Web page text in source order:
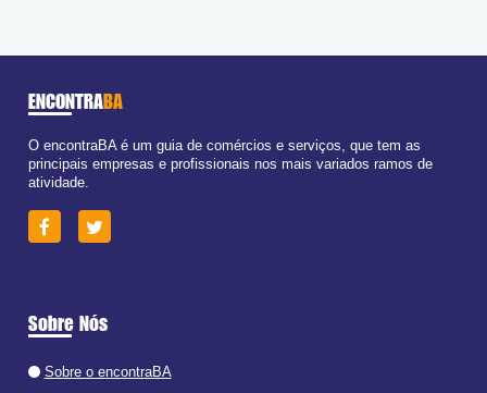
ENCONTRABA
O encontraBA é um guia de comércios e serviços, que tem as
principais empresas e profissionais nos mais variados ramos de
atividade.
Sobre Nós
Sobre o encontraBA